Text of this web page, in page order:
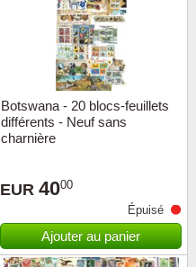
Botswana - 20 blocs-feuillets
différents - Neuf sans
charnière
EUR 4000
Épuisé
Ajouter au panier